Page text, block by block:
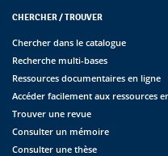
CHERCHER / TROUVER
Chercher dans le catalogue
Recherche multi-bases
Ressources documentaires en ligne
Accéder facilement aux ressources
Trouver une revue
Consulter un mémoire
Consulter une thèse